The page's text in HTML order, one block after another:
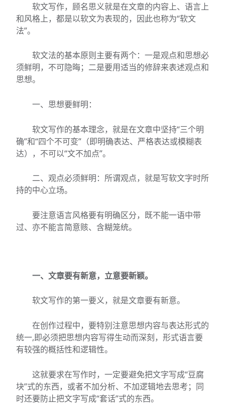
软文写作，顾名思义就是在文章的内容上、语言上
和风格上，都是以软文为表现的，因此也称为“软文
法”。
软文法的基本原则主要有两个：一是观点和思想必
须鲜明，不可隐晦；二是要用适当的修辞来表述观点和
思想。
一、思想要鲜明：
软文写作的基本理念，就是在文章中坚持“三个明
确”和“四个不可变”（即明确表达、严格表达或模糊表
达），不可以“文不加点”。
二、观点必须鲜明：所谓观点，就是写软文字时所
持的中心立场。
要注意语言风格要有明确区分，既不能一语中带
过、亦不能言简意赅、含糊笼统。
一、文章要有新意，立意要新颖。
软文写作的第一要义，就是文章要有新意。
在创作过程中，要特别注意思想内容与表达形式的
统一,即必须把思想内容写得生动而深刻，形式语言要
有较强的概括性和逻辑性。
这就要求在写作时，一定要避免把文字写成“豆腐
块”式的东西，或者不加分析、不加逻辑地去思考；同
时还要防止把文字写成“套话”式的东西。